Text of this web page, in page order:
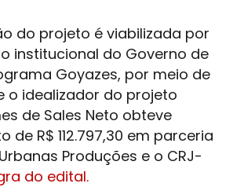
do projeto é viabilizada por
institucional do Governo de
Goyazes, por meio de
o idealizador do projeto
de Sales Neto obteve
de R$ 112.797,30 em parceria
Produções e o CRJ-
do edital.